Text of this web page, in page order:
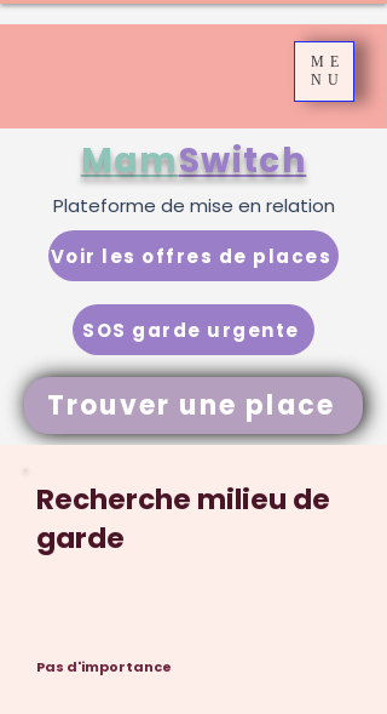
ME
NU
Trouver une place
MamSwitch
SOS garde urgente
Voir les offres de places
Plateforme de mise en relation
Recherche milieu de
garde
Pas d'importance